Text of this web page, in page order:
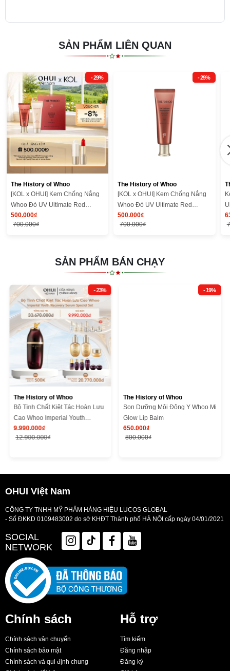
SẢN PHẨM LIÊN QUAN
- 29%
The History of Whoo
[KOL x OHUI] Kem Chống Nắng
Whoo Đỏ UV Ultimate Red
Vitamin Sunscreen SE 25ml
500.000₫
700.000₫
- 29%
The History of Whoo
[KOL x OHUI] Kem Chống Nắng
Whoo Đỏ UV Ultimate Red
Vitamin Sunscreen SE 25ml
500.000₫
700.000₫
SẢN PHẨM BÁN CHẠY
- 23%
The History of Whoo
Bộ Tinh Chất Kiệt Tác Hoàn Lưu
Cao Whoo Imperial Youth
Recovery Serum Special Set
9.990.000₫
12.900.000₫
- 19%
The History of Whoo
Son Dưỡng Môi Đông Y Whoo Mi
Glow Lip Balm
650.000₫
800.000₫
OHUI Việt Nam
CÔNG TY TNHH MỸ PHẨM HÀNG HIỆU LUCOS GLOBAL
- Số ĐKKD 0109483002 do sở KHĐT Thành phố HÀ NỘI cấp ngày 04/01/2021
SOCIAL
NETWORK
Chính sách
Chính sách vận chuyển
Chính sách bảo mật
Chính sách và qui định chung
Hỗ trợ
Tìm kiếm
Đăng nhập
Đăng ký